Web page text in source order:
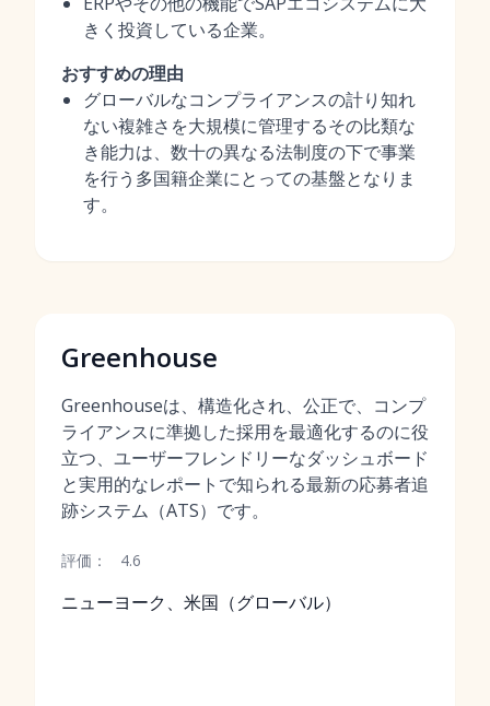
きく投資している企業。
おすすめの理由
グローバルなコンプライアンスの計り知れ
ない複雑さを大規模に管理するその比類な
き能力は、数十の異なる法制度の下で事業
を行う多国籍企業にとっての基盤となりま
す。
Greenhouse
Greenhouseは、構造化され、公正で、コンプ
ライアンスに準拠した採用を最適化するのに役
立つ、ユーザーフレンドリーなダッシュボード
と実用的なレポートで知られる最新の応募者追
跡システム（ATS）です。
評価： 4.6
ニューヨーク、米国（グローバル）